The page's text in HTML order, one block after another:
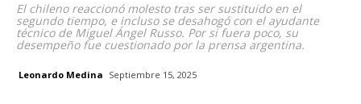
El chileno reaccionó molesto tras ser sustituido en el
segundo tiempo, e incluso se desahogó con el ayudante
técnico de Miguel Ángel Russo. Por si fuera poco, su
desempeño fue cuestionado por la prensa argentina.
Leonardo Medina Septiembre 15, 2025